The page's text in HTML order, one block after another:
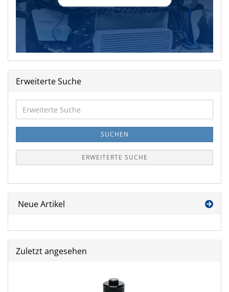
Erweiterte Suche
Suche
SUCHEN
ERWEITERTE SUCHE
Neue Artikel
Zuletzt angesehen